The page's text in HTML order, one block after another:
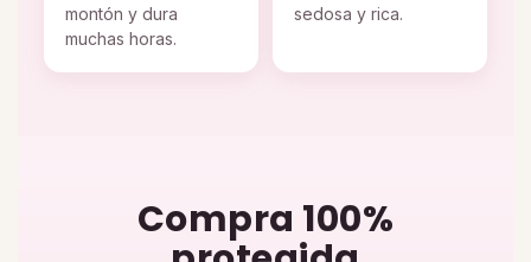
montón y dura
muchas horas.
sedosa y rica.
Compra 100%